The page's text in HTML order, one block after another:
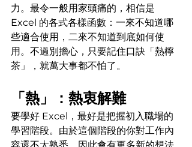
力。最令一般用家頭痛的，相信是
Excel 的各式各樣函數：一來不知道哪
些適合使用，二來不知道到底如何使
用。不過別擔心，只要記住口訣「熱檸
茶」，就萬大事都不怕了。
「熱」：熱衷解難
要學好 Excel，最好是把握初入職場的
學習階段。由於這個階段的你對工作內
容還不太熟悉，因此會有更多新的想法